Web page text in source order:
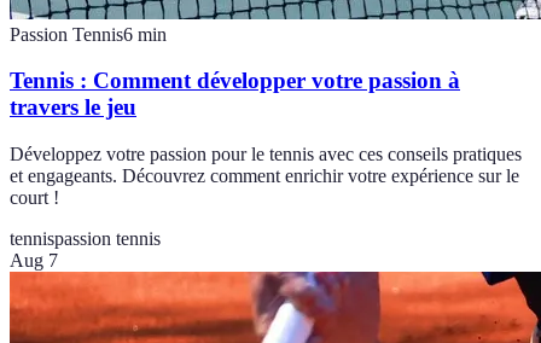
Passion Tennis6 min
Tennis : Comment développer votre passion à
travers le jeu
Développez votre passion pour le tennis avec ces conseils pratiques
et engageants. Découvrez comment enrichir votre expérience sur le
court !
tennispassion tennis
Aug 7